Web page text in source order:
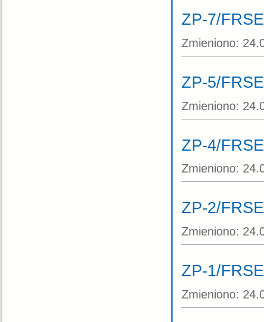
ZP-7/
Zmieniono:
ZP-5/
Zmieniono:
ZP-4/
Zmieniono:
ZP-2/
Zmieniono:
ZP-1/
Zmieniono: